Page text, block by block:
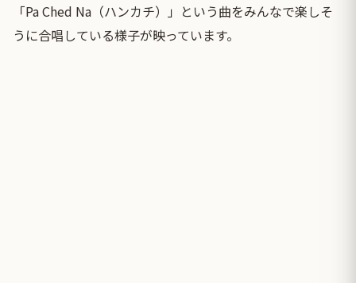
「Pa Ched Na（ハンカチ）」という曲をみんなで楽しそ
うに合唱している様子が映っています。